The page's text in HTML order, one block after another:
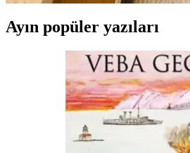
Ayın popüler yazıları